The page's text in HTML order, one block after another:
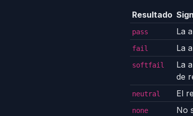
Resultado
pass La
fail La
softfail
La
de
neutral El
none No